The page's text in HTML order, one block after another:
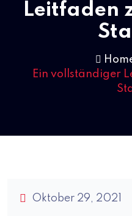
Leitfaden
Ein vollständiger
Oktober 29, 2021